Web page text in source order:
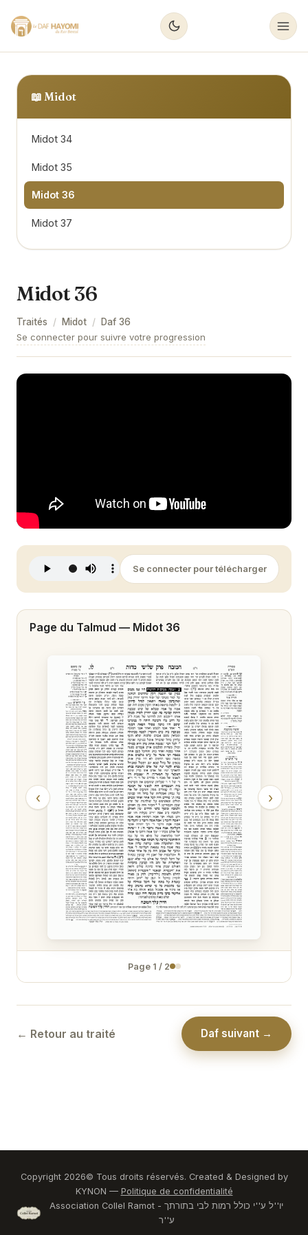
📖 Midot
Midot 34
Midot 35
Midot 36
Midot 37
Midot 36
Traités / Midot / Daf 36
Se connecter pour suivre votre progression
Se connecter pour télécharger
Page du Talmud — Midot 36
‹ ›
Page 1 / 2
← Retour au traité Daf suivant →
Copyright 2026© Tous droits réservés. Created & Designed by
KYNON — Politique de confidentialité
Association Collel Ramot - יו''ל ע''י כולל רמות לבי בתורתך
ע''ר